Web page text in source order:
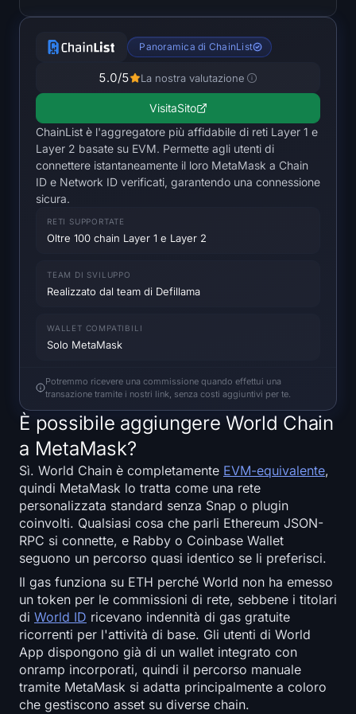
Heatmap BTC
Heatmap ETH
Heatmap SOL
Heatmap ZEC
Dati di Mercato
Altcoin Season Index
Indice di Paura e Avidità
Heatmap RSI
Funding Rates
Open Interest
Valore Totale Bloccato
Rainbow Chart
Conto alla rovescia dell'halving
Panoramica di ChainList
5.0/5 La nostra valutazione
VisitaSito
ChainList è l'aggregatore più affidabile di reti Layer 1 e
Layer 2 basate su EVM. Permette agli utenti di
connettere istantaneamente il loro MetaMask a Chain
ID e Network ID verificati, garantendo una connessione
sicura.
RETI SUPPORTATE
Oltre 100 chain Layer 1 e Layer 2
TEAM DI SVILUPPO
Realizzato dal team di Defillama
WALLET COMPATIBILI
Solo MetaMask
Potremmo ricevere una commissione quando effettui una
transazione tramite i nostri link, senza costi aggiuntivi per te.
È possibile aggiungere World Chain
a MetaMask?
Sì. World Chain è completamente EVM-equivalente,
quindi MetaMask lo tratta come una rete
personalizzata standard senza Snap o plugin
coinvolti. Qualsiasi cosa che parli Ethereum JSON-
RPC si connette, e Rabby o Coinbase Wallet
seguono un percorso quasi identico se li preferisci.
Il gas funziona su ETH perché World non ha emesso
un token per le commissioni di rete, sebbene i titolari
di World ID ricevano indennità di gas gratuite
ricorrenti per l'attività di base. Gli utenti di World
App dispongono già di un wallet integrato con
onramp incorporati, quindi il percorso manuale
tramite MetaMask si adatta principalmente a coloro
che gestiscono asset su diverse chain.